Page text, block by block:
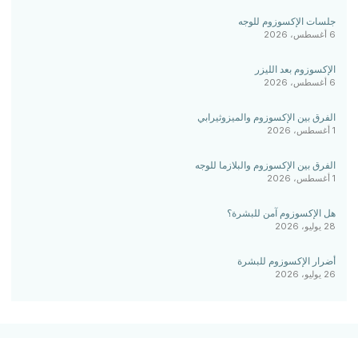
جلسات الإكسوزوم للوجه
6 أغسطس، 2026
الإكسوزوم بعد الليزر
6 أغسطس، 2026
الفرق بين الإكسوزوم والميزوثيرابي
1 أغسطس، 2026
الفرق بين الإكسوزوم والبلازما للوجه
1 أغسطس، 2026
هل الإكسوزوم آمن للبشرة؟
28 يوليو، 2026
أضرار الإكسوزوم للبشرة
26 يوليو، 2026